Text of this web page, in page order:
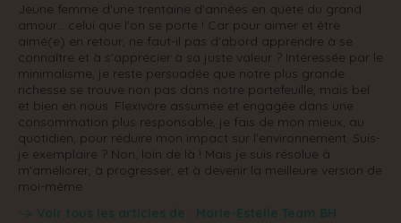
Jeune femme d'une trentaine d'années en quête du grand
amour... celui que l'on se porte ! Car pour aimer et être
aimé(e) en retour, ne faut-il pas d'abord apprendre à se
connaître et à s'apprécier à sa juste valeur ? Intéressée par le
minimalisme, je reste persuadée que notre plus grande
richesse se trouve non pas dans notre portefeuille, mais bel
et bien en nous. Flexivore assumée et engagée dans une
consommation plus responsable, je fais de mon mieux, au
quotidien, pour réduire mon impact sur l'environnement. Suis-
je exemplaire ? Non, loin de là ! Mais je suis résolue à
m'améliorer, à progresser, et à devenir la meilleure version de
moi-même.
Voir tous les articles de : Marie-Estelle Team BH